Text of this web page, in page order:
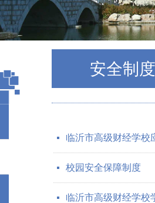
넷 临沂市高级财经学校
넷 校园安全保障制度
넷 临沂市高级财经学校
安全制度